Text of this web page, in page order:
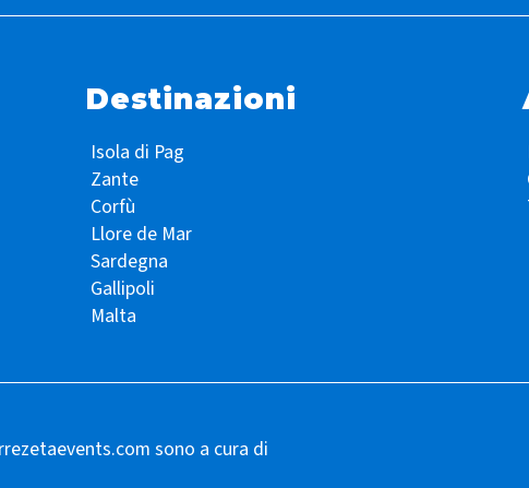
Destinazioni
Isola di Pag
Zante
Corfù
Llore de Mar
Sardegna
Gallipoli
Malta
sono a cura di